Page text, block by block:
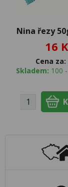
Nina řezy
16
Cena za:
Skladem: 100